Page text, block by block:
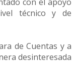
técnico y de
de Cuentas y a
desinteresada